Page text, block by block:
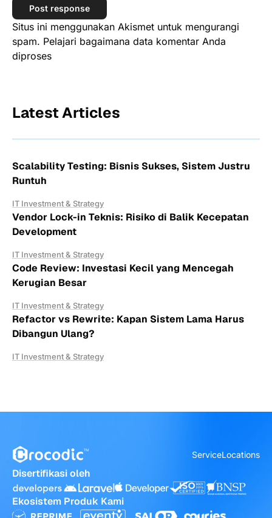
Situs ini menggunakan Akismet untuk mengurangi
spam. Pelajari bagaimana data komentar Anda
diproses
Latest Articles
Scalability Testing: Bisnis Sukses, Sistem Justru
Runtuh
IT Investment & Strategy
Vendor Lock-in Teknis: Risiko di Balik Kecepatan
Development
IT Investment & Strategy
Code Review: Investasi Kecil yang Mencegah
Kerugian Besar
IT Investment & Strategy
Refactor vs Rewrite: Kapan Sistem Lama Harus
Dibangun Ulang?
IT Investment & Strategy
ServiceLocations
Disertifikasi oleh
Ekosistem Produk Kami